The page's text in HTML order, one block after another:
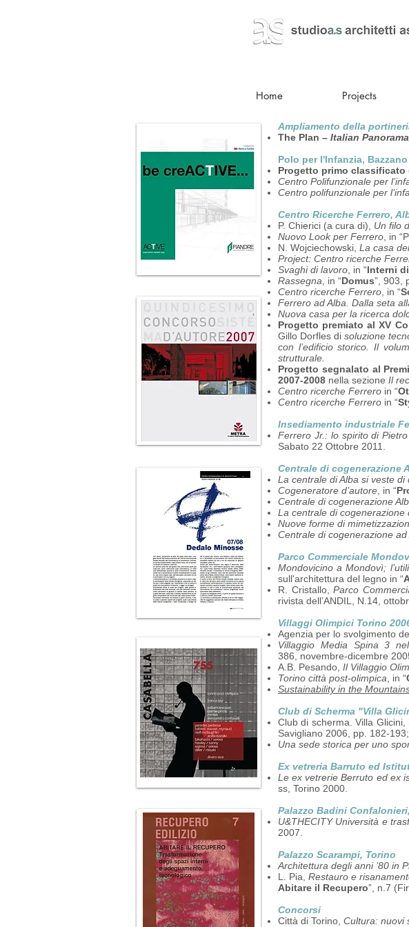
Ampliamento della
The Plan – Italian Panorama
Polo per l'Infanzia, Bazzano
Progetto primo classificato
Centro Polifunzionale per
Centro polifunzionale per
Centro Ricerche Ferrero,
P. Chierici (a cura di), Un filo
Nuovo Look per Ferrero , in
N. Wojciechowski, La casa
Project: Centro ricerche
Svaghi di lavoro , in “Interni
Rassegna , in “Domus”, 903,
Centro ricerche Ferrero , in “
Ferrero ad Alba. Dalla seta
Nuova casa per la ricerca
Progetto premiato al XV
Gillo Dorfles di soluzione
con l’edificio storico. Il
strutturale.
Progetto segnalato al
2007-2008 nella sezione Il
Centro ricerche Ferrero in “
Centro ricerche Ferrero in “
Insediamento industriale
Ferrero Jr.: lo spirito di
Sabato 22 Ottobre 2011.
Centrale di cogenerazione
La centrale di Alba si veste di
Cogeneratore d’autore , in “
Centrale di cogenerazione
La centrale di cogenerazione
Nuove forme di
Centrale di cogenerazione ad
Parco Commerciale
Mondovicino a Mondovì;
sull'architettura del legno in “
R. Cristallo, Parco
rivista dell’ANDIL, N.14,
Villaggi Olimpici Torino
Agenzia per lo svolgimento
Villaggio Media Spina 3
386, novembre-dicembre
A.B. Pesando, Il Villaggio
Torino città post-olimpica , in “
Sustainability in the
Club di Scherma "Villa
Club di scherma. Villa
Savigliano 2006, pp. 182-193;
Una sede storica per uno
Ex vetreria Barruto ed
Le ex vetrerie Berruto ed ex
ss, Torino 2000.
Palazzo Badini
U&THECITY Università e
2007.
Palazzo Scarampi, Torino
Architettura degli anni ’80 in
L. Pia,Restauro e
Abitare il Recupero”, n.7
Concorsi
Città di Torino, Cultura: nuovi
Home Projects